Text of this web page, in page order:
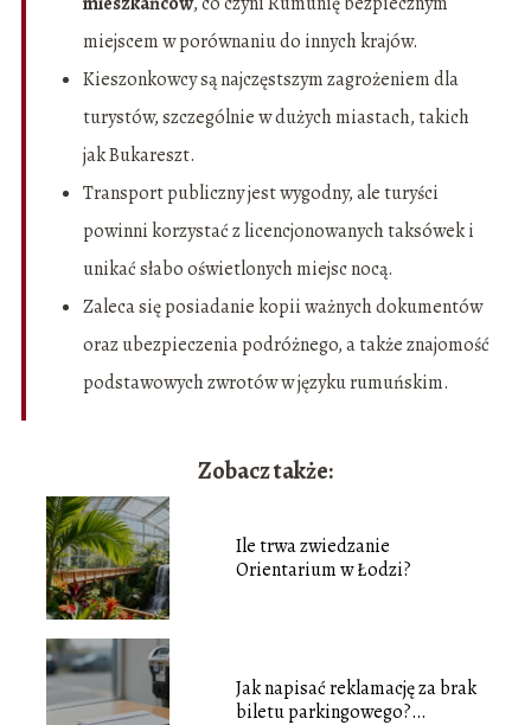
miejscem w porównaniu do innych krajów.
Kieszonkowcy są najczęstszym zagrożeniem dla
turystów, szczególnie w dużych miastach, takich
jak Bukareszt.
Transport publiczny jest wygodny, ale turyści
powinni korzystać z licencjonowanych taksówek i
unikać słabo oświetlonych miejsc nocą.
Zaleca się posiadanie kopii ważnych dokumentów
oraz ubezpieczenia podróżnego, a także znajomość
podstawowych zwrotów w języku rumuńskim.
Zobacz także:
Ile trwa zwiedzanie
Orientarium w Łodzi?
Jak napisać reklamację za brak
biletu parkingowego?